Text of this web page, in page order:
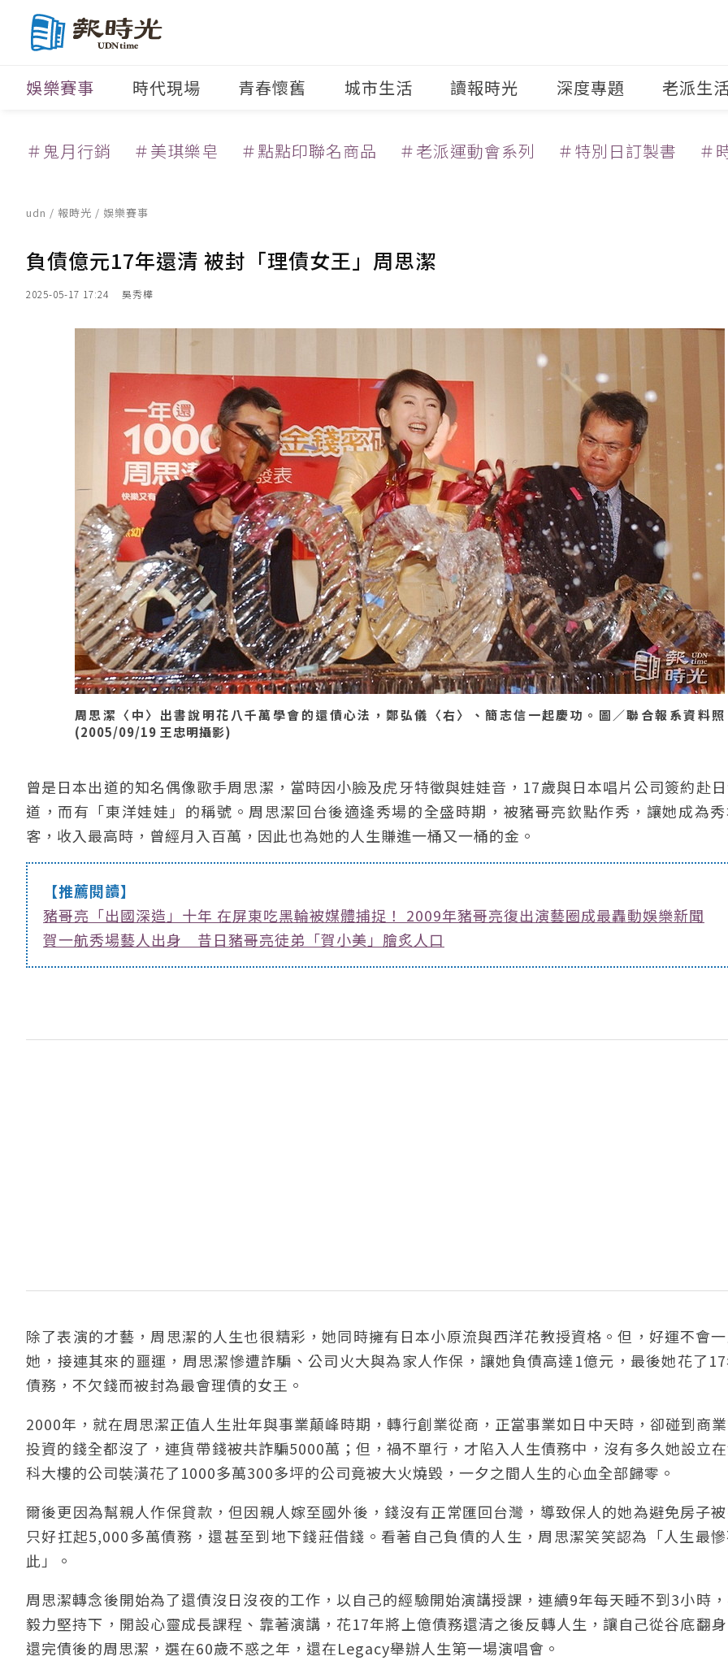
娛樂賽事 時代現場 青春懷舊 城市生活 讀報時光 深度專題 老派生
＃鬼月行銷 ＃美琪樂皂 ＃點點印聯名商品 ＃老派運動會系列 ＃特別日訂製書 ＃
udn / 報時光 / 娛樂賽事
負債億元17年還清 被封「理債女王」周思潔
2025-05-17 17:24 吳秀樺
周思潔〈中〉出書說明花八千萬學會的還債心法，鄭弘儀〈右〉、簡志信一起慶功。圖／聯合報系資料照
(2005/09/19 王忠明攝影)
曾是日本出道的知名偶像歌手周思潔，當時因小臉及虎牙特徵與娃娃音，17歲與日本唱片公司簽約赴
道，而有「東洋娃娃」的稱號。周思潔回台後適逢秀場的全盛時期，被豬哥亮欽點作秀，讓她成為
客，收入最高時，曾經月入百萬，因此也為她的人生賺進一桶又一桶的金。
【推薦閱讀】
豬哥亮「出國深造」十年 在屏東吃黑輪被媒體捕捉！ 2009年豬哥亮復出演藝圈成最轟動娛樂新聞
賀一航秀場藝人出身 昔日豬哥亮徒弟「賀小美」膾炙人口
除了表演的才藝，周思潔的人生也很精彩，她同時擁有日本小原流與西洋花教授資格。但，好運不會
她，接連其來的噩運，周思潔慘遭詐騙、公司火大與為家人作保，讓她負債高達1億元，最後她花了
債務，不欠錢而被封為最會理債的女王。
2000年，就在周思潔正值人生壯年與事業顛峰時期，轉行創業從商，正當事業如日中天時，卻碰到商業
投資的錢全都沒了，連貨帶錢被共詐騙5000萬；但，禍不單行，才陷入人生債務中，沒有多久她設立
科大樓的公司裝潢花了1000多萬300多坪的公司竟被大火燒毀，一夕之間人生的心血全部歸零。
爾後更因為幫親人作保貸款，但因親人嫁至國外後，錢沒有正常匯回台灣，導致保人的她為避免房子被
只好扛起5,000多萬債務，還甚至到地下錢莊借錢。看著自己負債的人生，周思潔笑笑認為「人生最
此」。
周思潔轉念後開始為了還債沒日沒夜的工作，以自己的經驗開始演講授課，連續9年每天睡不到3小時
毅力堅持下，開設心靈成長課程、靠著演講，花17年將上億債務還清之後反轉人生，讓自己從谷底翻
還完債後的周思潔，選在60歲不惑之年，還在Legacy舉辦人生第一場演唱會。